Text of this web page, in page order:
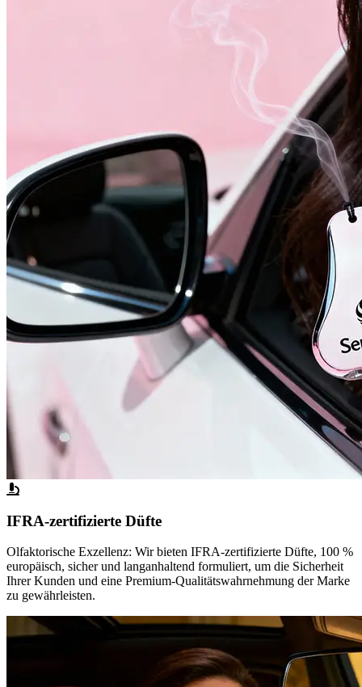
IFRA-zertifizierte Düfte
Olfaktorische Exzellenz: Wir bieten IFRA-zertifizierte Düfte, 100 %
europäisch, sicher und langanhaltend formuliert, um die Sicherheit
Ihrer Kunden und eine Premium-Qualitätswahrnehmung der Marke
zu gewährleisten.